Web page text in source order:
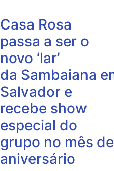
Casa Rosa
passa a ser o
novo ‘lar’
da Sambaiana
Salvador e
recebe show
especial do
grupo no mês de
aniversário